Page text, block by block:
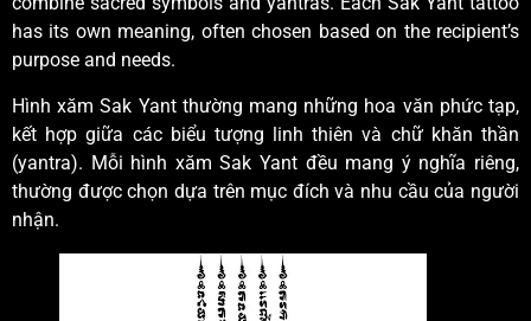
has its own meaning, often chosen based on the recipient’s
purpose and needs.
Hình xăm Sak Yant thường mang những hoa văn phức tạp,
kết hợp giữa các biểu tượng linh thiên và chữ khăn thần
(yantra). Mỗi hình xăm Sak Yant đều mang ý nghĩa riêng,
thường được chọn dựa trên mục đích và nhu cầu của người
nhận.